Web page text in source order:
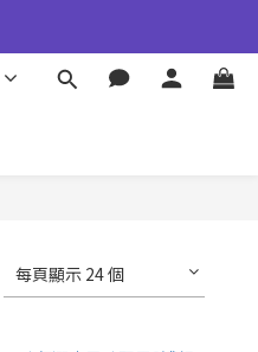
每頁顯示 24 個